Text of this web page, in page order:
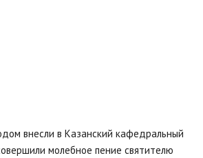
внесли в Казанский кафедральный
молебное пение святителю